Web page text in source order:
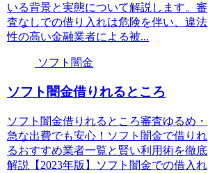
いる背景と実態について解説します。審
査なしでの借り入れは危険を伴い、違法
性の高い金融業者による被...
ソフト闇金
ソフト闇金借りれるところ
ソフト闇金借りれるところ審査ゆるめ・
急な出費でも安心！ソフト闇金で借りれ
るおすすめ業者一覧と賢い利用術を徹底
解説【2023年版】ソフト闇金での借入れ